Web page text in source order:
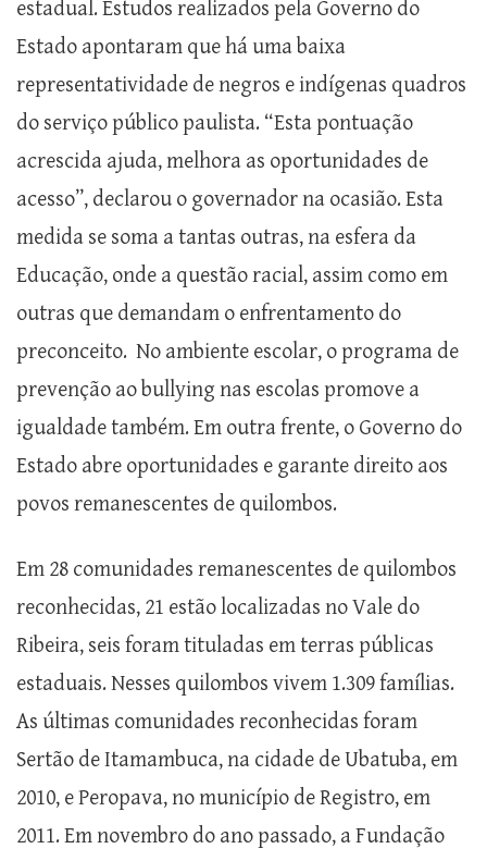
estadual. Estudos realizados pela Governo do
Estado apontaram que há uma baixa
representatividade de negros e indígenas quadros
do serviço público paulista. “Esta pontuação
acrescida ajuda, melhora as oportunidades de
acesso”, declarou o governador na ocasião. Esta
medida se soma a tantas outras, na esfera da
Educação, onde a questão racial, assim como em
outras que demandam o enfrentamento do
preconceito. No ambiente escolar, o programa de
prevenção ao bullying nas escolas promove a
igualdade também. Em outra frente, o Governo do
Estado abre oportunidades e garante direito aos
povos remanescentes de quilombos.
Em 28 comunidades remanescentes de quilombos
reconhecidas, 21 estão localizadas no Vale do
Ribeira, seis foram tituladas em terras públicas
estaduais. Nesses quilombos vivem 1.309 famílias.
As últimas comunidades reconhecidas foram
Sertão de Itamambuca, na cidade de Ubatuba, em
2010, e Peropava, no município de Registro, em
2011. Em novembro do ano passado, a Fundação